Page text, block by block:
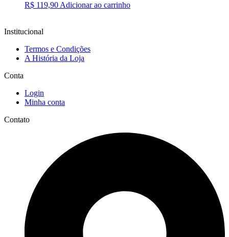
R$ 119,90Adicionar ao carrinho
Institucional
Termos e Condições
A História da Loja
Conta
Login
Minha conta
Contato